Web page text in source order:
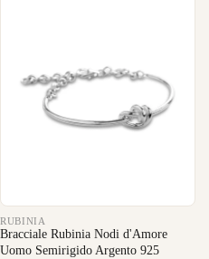
RUBINIA
Bracciale Rubinia Nodi d'Amore
Uomo Semirigido Argento 925